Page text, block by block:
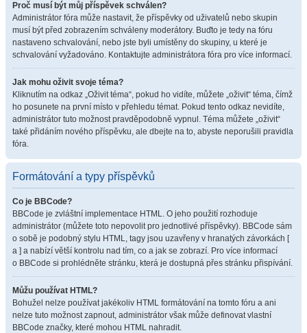
Proč musí být můj příspěvek schválen?
Administrátor fóra může nastavit, že příspěvky od uživatelů nebo skupin
musí být před zobrazením schváleny moderátory. Buďto je tedy na fóru
nastaveno schvalování, nebo jste byli umístěny do skupiny, u které je
schvalování vyžadováno. Kontaktujte administrátora fóra pro více informací.
Jak mohu oživit svoje téma?
Kliknutím na odkaz „Oživit téma“, pokud ho vidíte, můžete „oživit“ téma, čímž
ho posunete na první místo v přehledu témat. Pokud tento odkaz nevidíte,
administrátor tuto možnost pravděpodobně vypnul. Téma můžete „oživit“
také přidáním nového příspěvku, ale dbejte na to, abyste neporušili pravidla
fóra.
Formátování a typy příspěvků
Co je BBCode?
BBCode je zvláštní implementace HTML. O jeho použití rozhoduje
administrátor (můžete toto nepovolit pro jednotlivé příspěvky). BBCode sám
o sobě je podobný stylu HTML, tagy jsou uzavřeny v hranatých závorkách [
a ] a nabízí větší kontrolu nad tím, co a jak se zobrazí. Pro více informací
o BBCode si prohlédněte stránku, která je dostupná přes stránku přispívání.
Můžu používat HTML?
Bohužel nelze používat jakékoliv HTML formátování na tomto fóru a ani
nelze tuto možnost zapnout, administrátor však může definovat vlastní
BBCode značky, které mohou HTML nahradit.